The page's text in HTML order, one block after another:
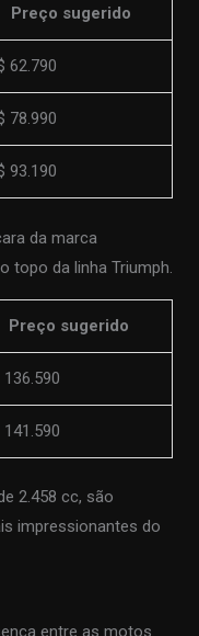
Preço sugerido
62.790
78.990
93.190
da marca
topo da linha Triumph.
Preço sugerido
136.590
141.590
2.458 cc, são
impressionantes do
entre as motos